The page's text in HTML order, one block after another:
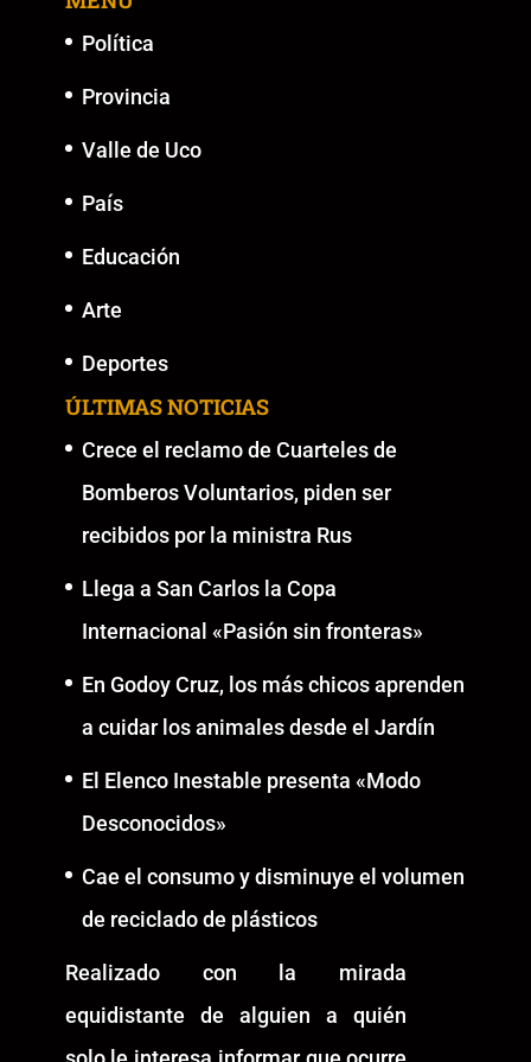
Política
Provincia
Valle de Uco
País
Educación
Arte
Deportes
ÚLTIMAS NOTICIAS
Crece el reclamo de Cuarteles de
Bomberos Voluntarios, piden ser
recibidos por la ministra Rus
Llega a San Carlos la Copa
Internacional «Pasión sin fronteras»
En Godoy Cruz, los más chicos aprenden
a cuidar los animales desde el Jardín
El Elenco Inestable presenta «Modo
Desconocidos»
Cae el consumo y disminuye el volumen
de reciclado de plásticos
Realizado con la mirada
equidistante de alguien a quién